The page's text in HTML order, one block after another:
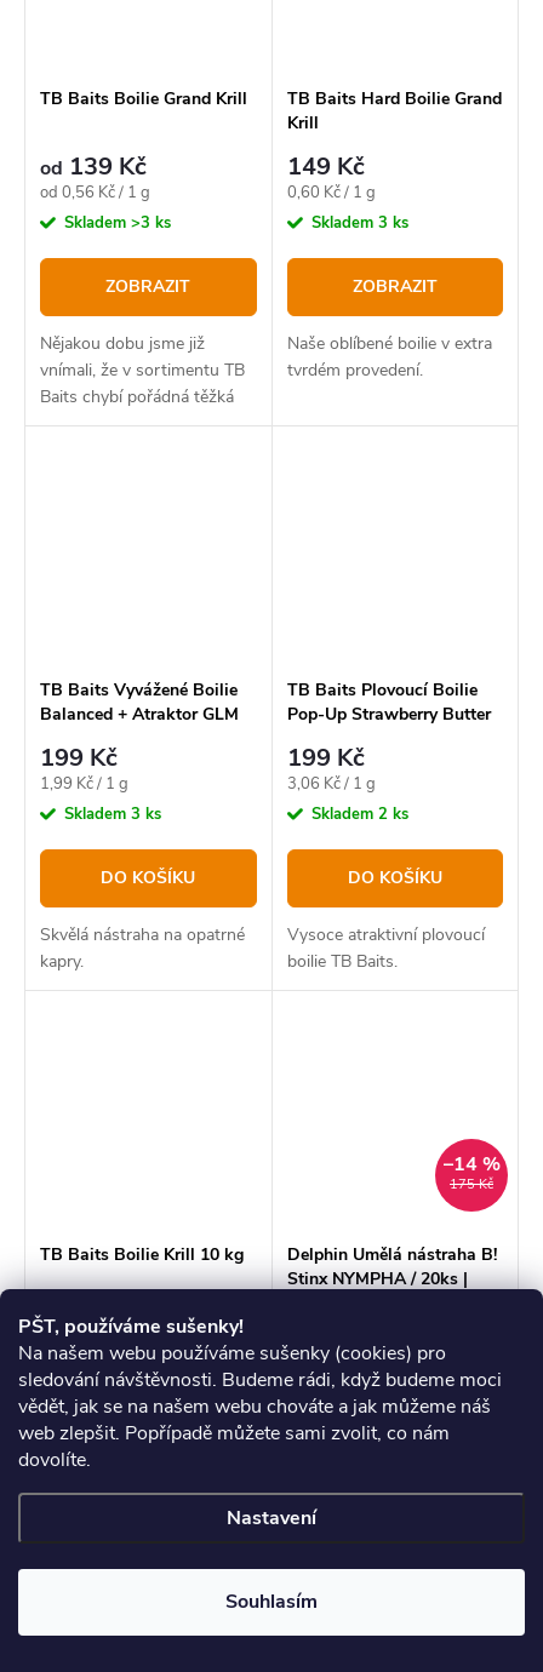
PŠT, používáme sušenky!
Na našem webu používáme sušenky (cookies) pro
sledování návštěvnosti. Budeme rádi, když budeme moci
vědět, jak se na našem webu chováte a jak můžeme náš
web zlepšit. Popřípadě můžete sami zvolit, co nám
dovolíte.
Nastavení
Souhlasím
TB Baits Boilie Grand Krill
od 139 Kč
Měrná
cena:
od 0,56 Kč / 1 g
Skladem >3 ks
ZOBRAZIT
Nějakou dobu jsme již
vnímali, že v sortimentu TB
Baits chybí pořádná těžká
čistokrevná masovka. Proto
TB Baits Hard Boilie Grand
Krill
149 Kč
Měrná
cena:
0,60 Kč / 1 g
Skladem 3 ks
ZOBRAZIT
Naše oblíbené boilie v extra
tvrdém provedení.
TB Baits Vyvážené Boilie
Balanced + Atraktor GLM
20 mm
199 Kč
Měrná
cena:
1,99 Kč / 1 g
Skladem 3 ks
DO KOŠÍKU
Skvělá nástraha na opatrné
kapry.
TB Baits Plovoucí Boilie
Pop-Up Strawberry Butter
199 Kč
Měrná
cena:
3,06 Kč / 1 g
Skladem 2 ks
DO KOŠÍKU
Vysoce atraktivní plovoucí
boilie TB Baits.
TB Baits Boilie Krill 10 kg
699 Kč
Měrná
cena:
69,90 Kč / 1 kg
Skladem>3 ks
ZOBRAZIT
Krill je jednou z
ekonomickou variantu
175 Kč
–14 %
Delphin Umělá nástraha B!
Stinx NYMPHA / 20ks |
Měrná
cena:
7,45 Kč / 1 ks
Skladem>3 ks
ZOBRAZIT
Ultralehká přívlač si získává
stále větší popularitu, což
Výsledkem je umělá
nástraha Delphin B! Stinx